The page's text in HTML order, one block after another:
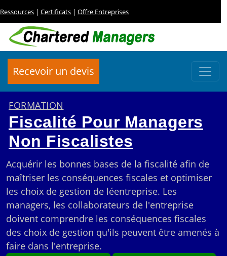
Ressources | Certificats | Offre Entreprises
Recevoir un devis
FORMATION
Fiscalité Pour Managers
Non Fiscalistes
Acquérir les bonnes bases de la fiscalité afin de
maîtriser les conséquences fiscales et optimiser
les choix de gestion de léentreprise. Les
managers, les collaborateurs de l'entreprise
doivent comprendre les conséquences fiscales
des choix de gestion qu'ils peuvent être amenés à
faire dans l'entreprise.